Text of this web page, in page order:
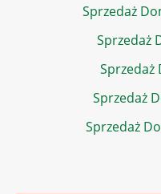
Sprzedaż
Sprzedaż
Sprzedaż
Sprzedaż
Sprzedaż